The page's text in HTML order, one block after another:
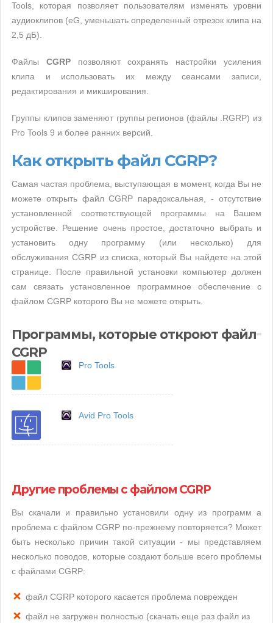
Tools, которая позволяет пользователям изменять уровни
аудиоклипов (eG, уменьшать определенный отрезок клипа на
2,5 дБ).
Файлы CGRPпозволяют сохранять настройки усиления
клипа и использовать их между сеансами записи,
редактирования и микширования.
Группы клипов заменяют группы регионов (файлы .RGRP) из
Pro Tools 9 и более ранних версий.
Как открыть файл CGRP?
Самая частая проблема, выступающая в момент, когда Вы не
можете открыть файл CGRP парадоксальная, - отсутствие
установленной соответствующей программы на Вашем
устройстве. Решение очень простое, достаточно выбрать и
установить одну программу (или несколько) для
обслуживания CGRP из списка, который Вы найдете на этой
странице. После правильной установки компьютер должен
сам связать установленное программное обеспечение с
файлом CGRP которого Вы не можете открыть.
Программы, которые откроют файл
CGRP
Pro Tools
Avid Pro Tools
Другие проблемы с файлом CGRP
Вы скачали и правильно установили одну из программ а
проблема с файлом CGRP по-прежнему повторяется? Может
быть несколько причин такой ситуации - мы представляем
несколько поводов, которые создают больше всего проблемы
с файлами CGRP:
файл CGRP которого касается проблема поврежден
файл не загружен полностью (скачать еще раз файл из